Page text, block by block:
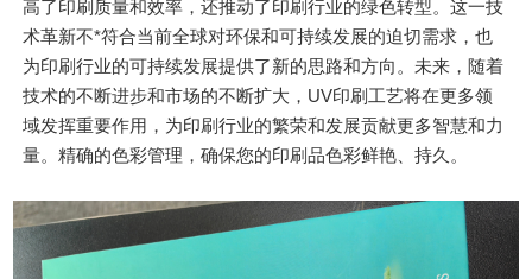
高了印刷质量和效率，还推动了印刷行业的绿色转型。这一技
术革新不*符合当前全球对环保和可持续发展的迫切需求，也
为印刷行业的可持续发展提供了新的思路和方向。未来，随着
技术的不断进步和市场的不断扩大，UV印刷工艺将在更多领
域发挥重要作用，为印刷行业的繁荣和发展贡献更多智慧和力
量。精确的色彩管理，确保您的印刷品色彩鲜艳、持久。